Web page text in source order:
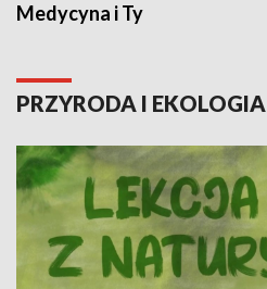
Medycyna i Ty
PRZYRODA I EKOLOGIA